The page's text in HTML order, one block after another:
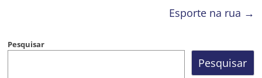
Esporte na rua →
Pesquisar
Pesquisar